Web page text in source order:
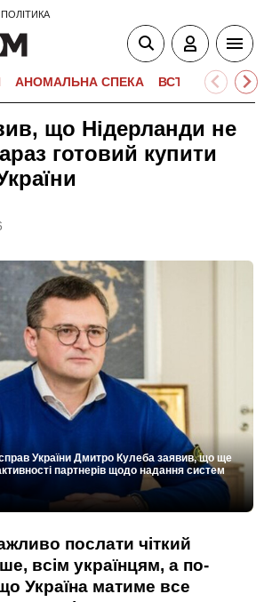
ПОЛІТИКА
АНОМАЛЬНА СПЕКА ВСТУПНА
що Нідерланди не
готовий купити
України Дмитро Кулеба заявив, що ще
партнерів щодо надання систем
послати чіткий
всім українцям, а по-
Україна матиме все